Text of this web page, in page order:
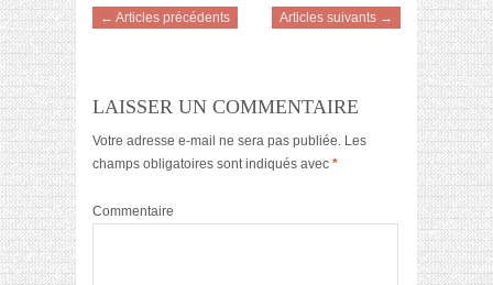
← Articles précédents Articles suivants →
LAISSER UN COMMENTAIRE
Votre adresse e-mail ne sera pas publiée. Les
champs obligatoires sont indiqués avec *
Commentaire